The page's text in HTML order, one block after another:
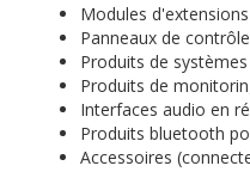
Modules
Panneaux de
Produits de
Produits de
Interfaces audio en
Produits bluetooth
Accessoires